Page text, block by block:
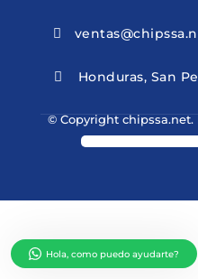

 Honduras, San
© Copyright
Hola, como puedo ayudarte?